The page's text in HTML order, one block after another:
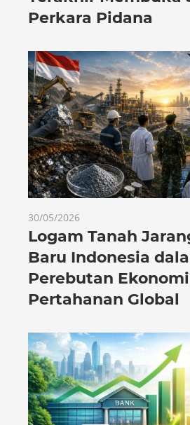
Perkara Pidana
30/05/2026
Logam Tanah
Baru Indonesia
Perebutan
Pertahanan Global